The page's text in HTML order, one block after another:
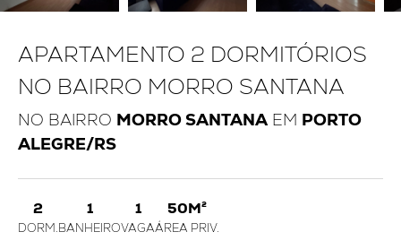
APARTAMENTO 2 DORMITÓRIOS
NO BAIRRO MORRO SANTANA
NO BAIRRO MORRO SANTANAEM PORTO
ALEGRE/RS
2
DORM.
1
BANHEIRO
1
VAGA
50M²
ÁREA PRIV.